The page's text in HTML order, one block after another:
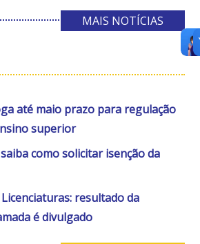
MAIS NOTÍCIAS
até maio prazo para regulação
superior
como solicitar isenção da
resultado da
é divulgado